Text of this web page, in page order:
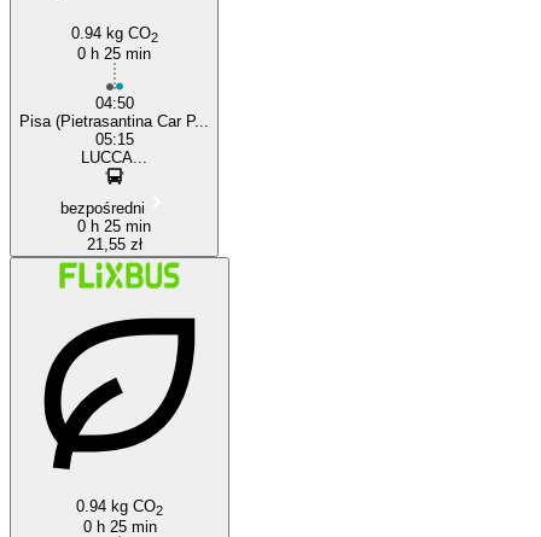
0.94 kg CO2
0 h 25 min
04:50
Pisa (Pietrasantina Car P...
05:15
LUCCA...
bezpośredni
0 h 25 min
21,55 zł
0.94 kg CO2
0 h 25 min